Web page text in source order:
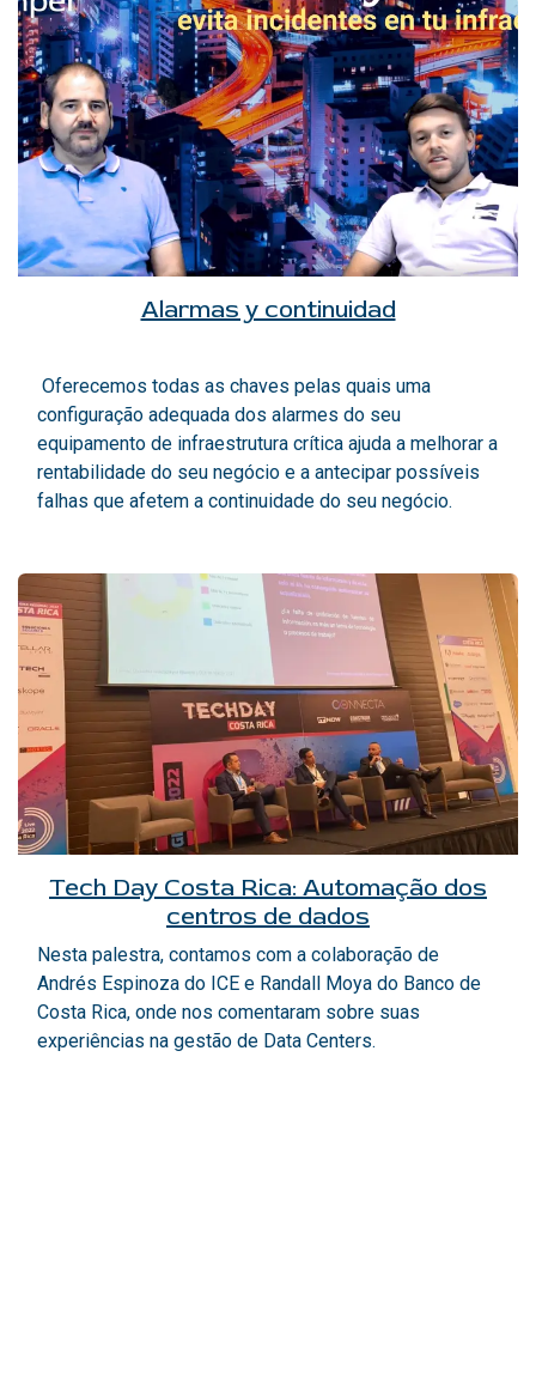
Alarmas y continuidad
Oferecemos todas as chaves pelas quais uma
configuração adequada dos alarmes do seu
equipamento de infraestrutura crítica ajuda a melhorar a
rentabilidade do seu negócio e a antecipar possíveis
falhas que afetem a continuidade do seu negócio.
Tech Day Costa Rica: Automação dos
centros de dados ​
Nesta palestra, contamos com a colaboração de
Andrés Espinoza do ICE e Randall Moya do Banco de
Costa Rica, onde nos comentaram sobre suas
experiências na gestão de Data Centers.